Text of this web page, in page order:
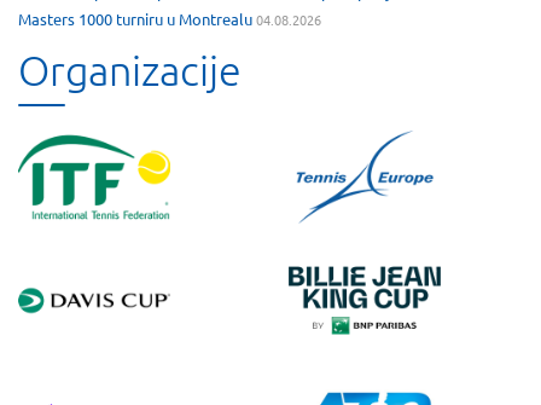
Masters 1000 turniru u Montrealu04.08.2026
Organizacije